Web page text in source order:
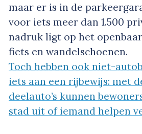
maar er is in de
voor iets meer dan 1.500
nadruk ligt op het
fiets en wandelschoenen.
Toch hebben ook niet-
iets aan een rijbewijs: met
deelauto’s kunnen
stad uit of iemand helpen